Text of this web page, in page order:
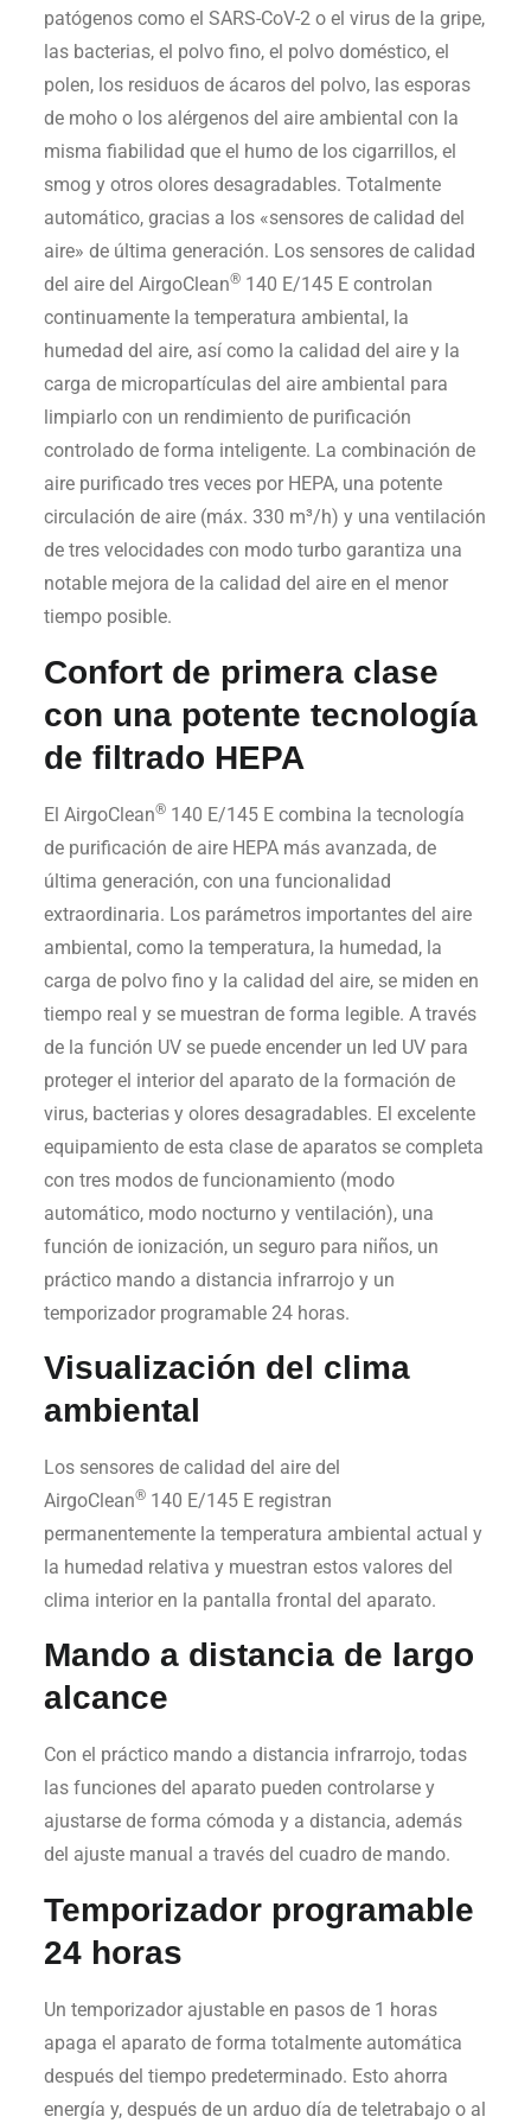
patógenos como el SARS-CoV-2 o el virus de la gripe,
las bacterias, el polvo fino, el polvo doméstico, el
polen, los residuos de ácaros del polvo, las esporas
de moho o los alérgenos del aire ambiental con la
misma fiabilidad que el humo de los cigarrillos, el
smog y otros olores desagradables. Totalmente
automático, gracias a los «sensores de calidad del
aire» de última generación. Los sensores de calidad
del aire del AirgoClean®140 E/145 E controlan
continuamente la temperatura ambiental, la
humedad del aire, así como la calidad del aire y la
carga de micropartículas del aire ambiental para
limpiarlo con un rendimiento de purificación
controlado de forma inteligente. La combinación de
aire purificado tres veces por HEPA, una potente
circulación de aire (máx. 330 m³/h) y una ventilación
de tres velocidades con modo turbo garantiza una
notable mejora de la calidad del aire en el menor
tiempo posible.
Confort de primera clase
con una potente tecnología
de filtrado HEPA
El AirgoClean®140 E/145 E combina la tecnología
de purificación de aire HEPA más avanzada, de
última generación, con una funcionalidad
extraordinaria. Los parámetros importantes del aire
ambiental, como la temperatura, la humedad, la
carga de polvo fino y la calidad del aire, se miden en
tiempo real y se muestran de forma legible. A través
de la función UV se puede encender un led UV para
proteger el interior del aparato de la formación de
virus, bacterias y olores desagradables. El excelente
equipamiento de esta clase de aparatos se completa
con tres modos de funcionamiento (modo
automático, modo nocturno y ventilación), una
función de ionización, un seguro para niños, un
práctico mando a distancia infrarrojo y un
temporizador programable 24 horas.
Visualización del clima
ambiental
Los sensores de calidad del aire del
AirgoClean®140 E/145 E registran
permanentemente la temperatura ambiental actual y
la humedad relativa y muestran estos valores del
clima interior en la pantalla frontal del aparato.
Mando a distancia de largo
alcance
Con el práctico mando a distancia infrarrojo, todas
las funciones del aparato pueden controlarse y
ajustarse de forma cómoda y a distancia, además
del ajuste manual a través del cuadro de mando.
Temporizador programable
24 horas
Un temporizador ajustable en pasos de 1 horas
apaga el aparato de forma totalmente automática
después del tiempo predeterminado. Esto ahorra
energía y, después de un arduo día de teletrabajo o al